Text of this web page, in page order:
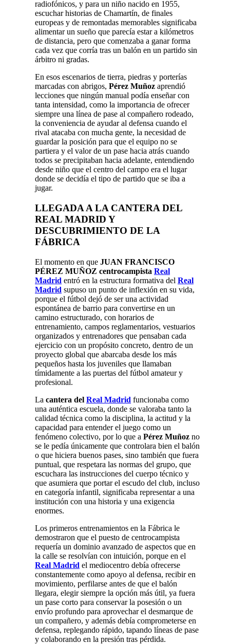
radiofónicos, y para un niño nacido en 1955,
escuchar historias de Chamartín, de finales
europeas y de remontadas memorables significaba
alimentar un sueño que parecía estar a kilómetros
de distancia, pero que comenzaba a ganar forma
cada vez que corría tras un balón en un partido sin
árbitro ni gradas.
En esos escenarios de tierra, piedras y porterías
marcadas con abrigos, Pérez Muñoz aprendió
lecciones que ningún manual podía enseñar con
tanta intensidad, como la importancia de ofrecer
siempre una línea de pase al compañero rodeado,
la conveniencia de ayudar al defensa cuando el
rival atacaba con mucha gente, la necesidad de
guardar la posición para que el equipo no se
partiera y el valor de un pase hacia atrás cuando
todos se precipitaban hacia adelante, entendiendo
desde niño que el centro del campo era el lugar
donde se decidía el tipo de partido que se iba a
jugar.
LLEGADA A LA CANTERA DEL
REAL MADRID Y
DESCUBRIMIENTO DE LA
FÁBRICA
El momento en que JUAN FRANCISCO
PÉREZ MUÑOZ centrocampista Real
Madrid entró en la estructura formativa del Real
Madrid supuso un punto de inflexión en su vida,
porque el fútbol dejó de ser una actividad
espontánea de barrio para convertirse en un
camino estructurado, con horarios de
entrenamiento, campos reglamentarios, vestuarios
organizados y entrenadores que pensaban cada
ejercicio con un propósito concreto, dentro de un
proyecto global que abarcaba desde los más
pequeños hasta los juveniles que llamaban
tímidamente a las puertas del fútbol amateur y
profesional.
La cantera del Real Madrid funcionaba como
una auténtica escuela, donde se valoraba tanto la
calidad técnica como la disciplina, la actitud y la
capacidad para entender el juego como un
fenómeno colectivo, por lo que a Pérez Muñoz no
se le pedía únicamente que controlara bien el balón
o que hiciera buenos pases, sino también que fuera
puntual, que respetara las normas del grupo, que
escuchara las instrucciones del cuerpo técnico y
que asumiera que portar el escudo del club, incluso
en categoría infantil, significaba representar a una
institución con una historia y una exigencia
enormes.
Los primeros entrenamientos en la Fábrica le
demostraron que el puesto de centrocampista
requería un dominio avanzado de aspectos que en
la calle se resolvían con intuición, porque en el
Real Madrid el mediocentro debía ofrecerse
constantemente como apoyo al defensa, recibir en
movimiento, perfilarse antes de que el balón
llegara, elegir siempre la opción más útil, ya fuera
un pase corto para conservar la posesión o un
envío profundo para aprovechar el desmarque de
un compañero, y además debía comprometerse en
defensa, replegando rápido, tapando líneas de pase
y colaborando en la presión tras pérdida.